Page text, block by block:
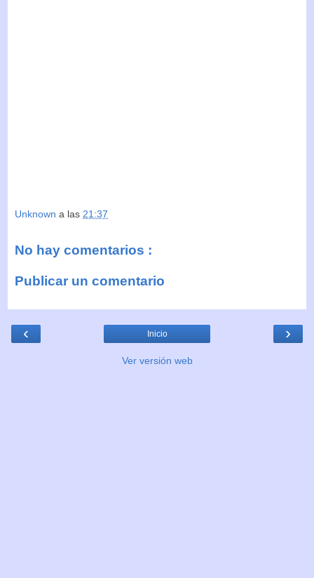
Unknown a las 21:37
No hay comentarios :
Publicar un comentario
‹ ›
Inicio
Ver versión web